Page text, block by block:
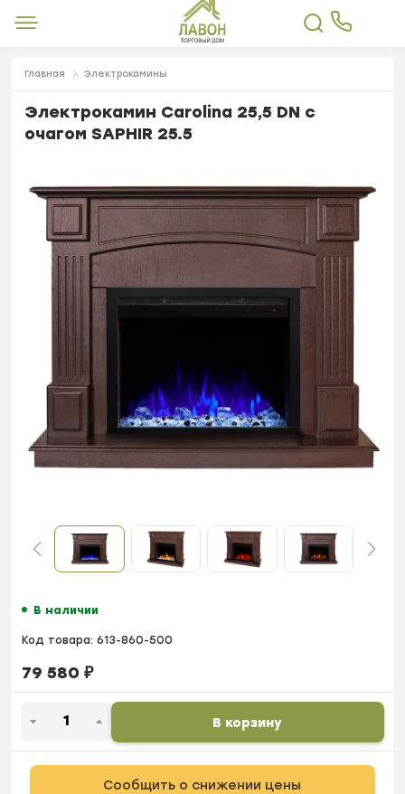
Главная Электрокамины
Электрокамин Carolina 25,5 DN с
очагом SAPHIR 25.5
В наличии
Код товара: 613-860-500
79 580 ₽
В корзину
Сообщить о снижении цены